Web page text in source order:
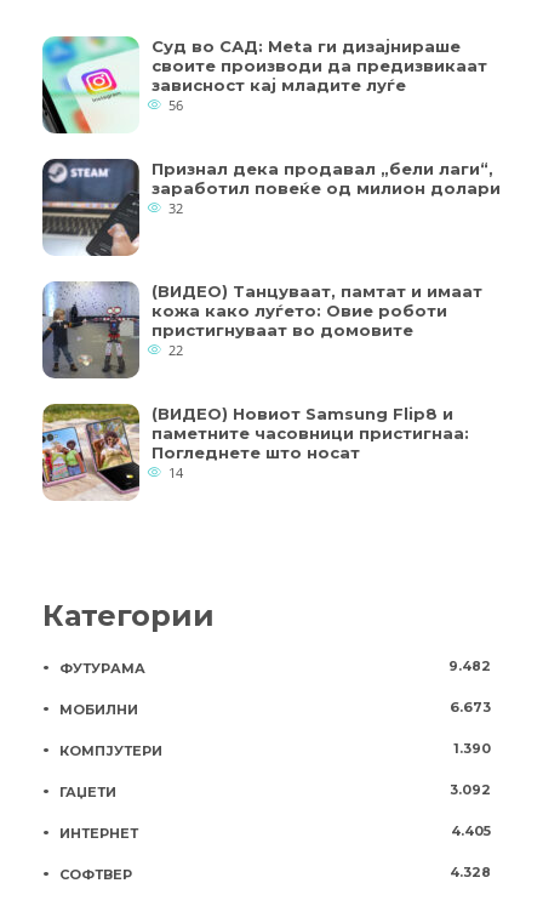
Суд во САД: Meta ги дизајнираше
своите производи да предизвикаат
зависност кај младите луѓе
56
Признал дека продавал „бели лаги“,
заработил повеќе од милион долари
32
(ВИДЕО) Танцуваат, памтат и имаат
кожа како луѓето: Овие роботи
пристигнуваат во домовите
22
(ВИДЕО) Новиот Samsung Flip8 и
паметните часовници пристигнаа:
Погледнете што носат
14
Категории
ФУТУРАМА 9.482
МОБИЛНИ 6.673
КОМПЈУТЕРИ 1.390
ГАЏЕТИ 3.092
ИНТЕРНЕТ 4.405
СОФТВЕР 4.328